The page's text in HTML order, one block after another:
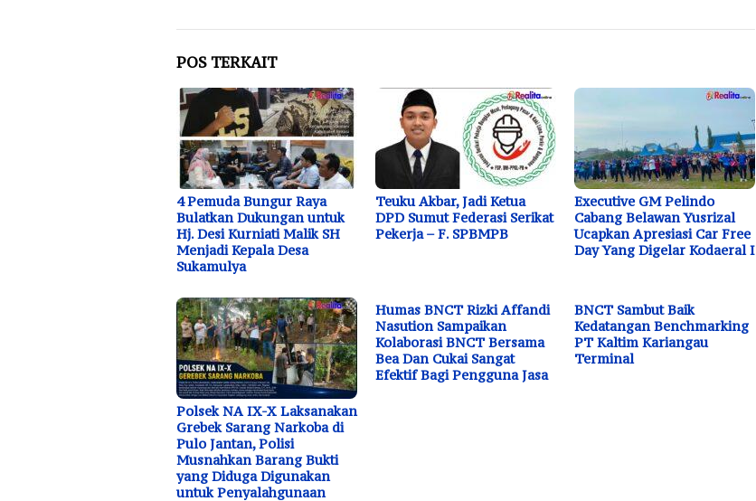
POS TERKAIT
4 Pemuda Bungur Raya
Bulatkan Dukungan untuk
Hj. Desi Kurniati Malik SH
Menjadi Kepala Desa
Sukamulya
Teuku Akbar, Jadi Ketua
DPD Sumut Federasi Serikat
Pekerja – F. SPBMPB
Executive GM Pelindo
Cabang Belawan Yusrizal
Ucapkan Apresiasi Car Free
Day Yang Digelar Kodaeral I
Polsek NA IX-X Laksanakan
Grebek Sarang Narkoba di
Pulo Jantan, Polisi
Musnahkan Barang Bukti
yang Diduga Digunakan
untuk Penyalahgunaan
Humas BNCT Rizki Affandi
Nasution Sampaikan
Kolaborasi BNCT Bersama
Bea Dan Cukai Sangat
Efektif Bagi Pengguna Jasa
BNCT Sambut Baik
Kedatangan Benchmarking
PT Kaltim Kariangau
Terminal